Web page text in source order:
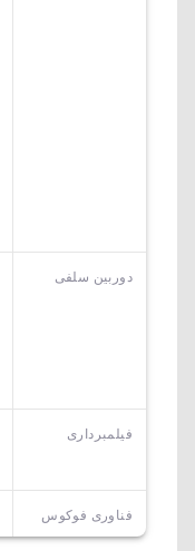
دوربین سلفی
فیلمبرداری
فناوری فوکوس